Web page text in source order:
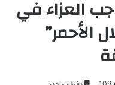
العزاء في
الأحمر”